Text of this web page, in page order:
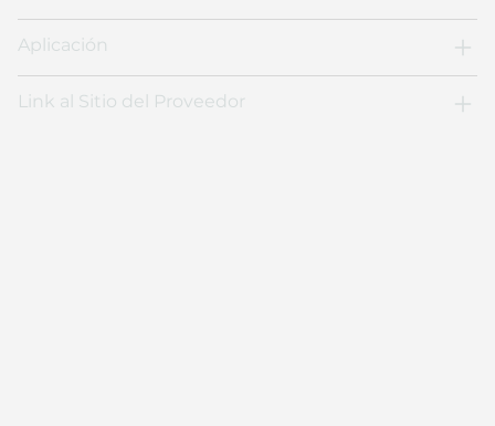
Aplicación
Link al Sitio del Proveedor